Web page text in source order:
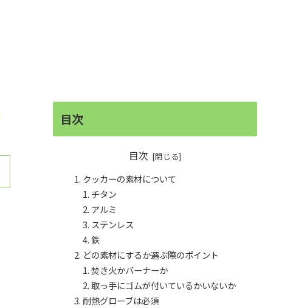
目次
目次
クッカーの素材について
チタン
アルミ
ステンレス
鉄
どの素材にするか選ぶ際のポイント
焚き火かバーナーか
取っ手にゴムが付いているかいないか
耐熱グローブは必須